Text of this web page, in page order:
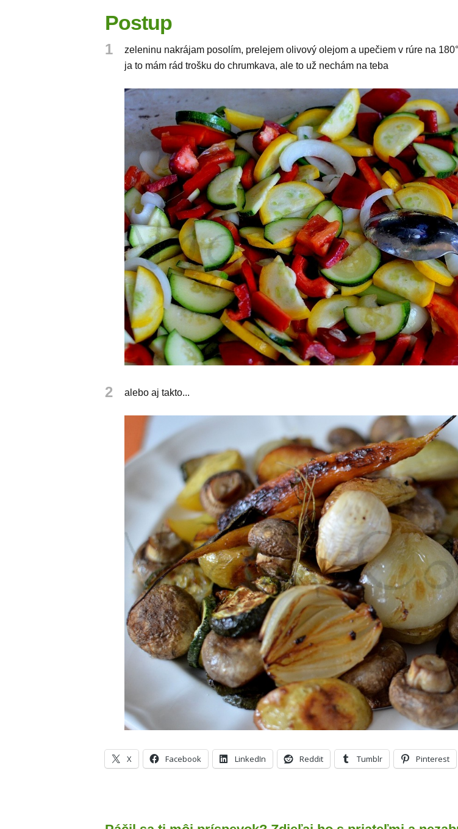
Postup
1
zeleninu nakrájam posolím, prelejem olivový olejom a upečiem v rúre na
ja to mám rád trošku do chrumkava, ale to už nechám na teba
2 alebo aj takto...
X Facebook LinkedIn Reddit Tumblr Pinterest